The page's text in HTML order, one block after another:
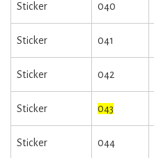
Sticker 040
Sticker 041
Sticker 042
Sticker 043
Sticker 044